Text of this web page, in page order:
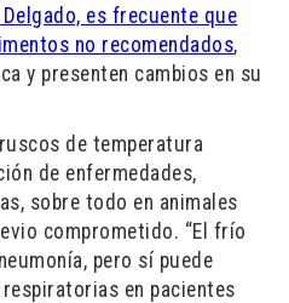
es frecuente que
no recomendados,
y presenten cambios en su
de temperatura
de enfermedades,
sobre todo en animales
comprometido. “El frío
pero sí puede
en pacientes